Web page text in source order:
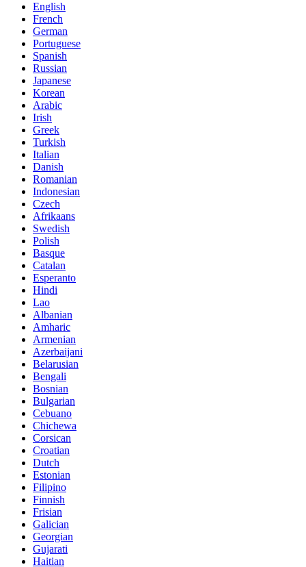
English
French
German
Portuguese
Spanish
Russian
Japanese
Korean
Arabic
Irish
Greek
Turkish
Italian
Danish
Romanian
Indonesian
Czech
Afrikaans
Swedish
Polish
Basque
Catalan
Esperanto
Hindi
Lao
Albanian
Amharic
Armenian
Azerbaijani
Belarusian
Bengali
Bosnian
Bulgarian
Cebuano
Chichewa
Corsican
Croatian
Dutch
Estonian
Filipino
Finnish
Frisian
Galician
Georgian
Gujarati
Haitian